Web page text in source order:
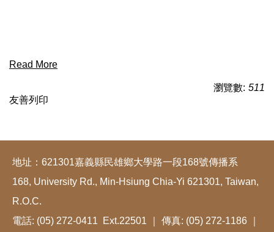
Read More
瀏覽數: 511
友善列印
地址：621301嘉義縣民雄鄉大學路一段168號傳播系
168, University Rd., Min-Hsiung Chia-Yi 621301, Taiwan,
R.O.C.
電話: (05) 272-0411 Ext.22501 ｜ 傳真: (05) 272-1186 ｜